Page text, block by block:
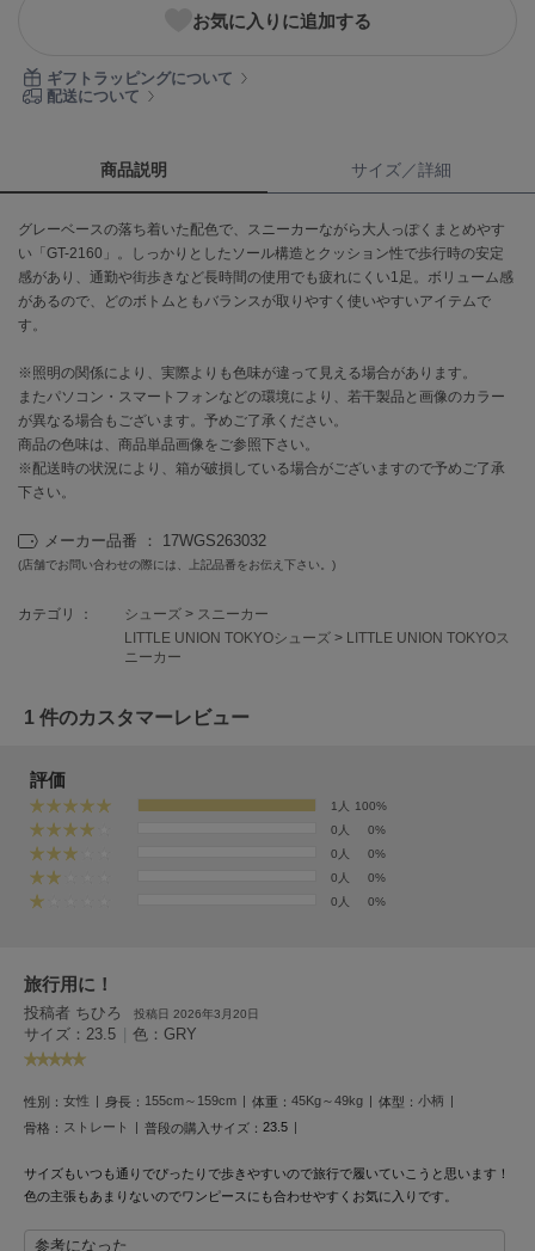
Calvin Klein
セルフォード
célon
セロン
Clarks Premium
CODE A
コードエー
COLE HAAN
コール ハーン
CONVERSE
DANSKIN
EIMY ISTOIRE
emmi
エミ
emmi atelier
エミ アトリエ
ETRÉ TOKYO
エトレトウキョウ
ey
FILA
フィラ
FRAY I.D
お気に入りに追加する
ギフトラッピングについて
配送について
商品説明 サイズ／詳細
グレーベースの落ち着いた配色で、スニーカーながら大人っぽくまとめやす
い「GT-2160」。しっかりとしたソール構造とクッション性で歩行時の安定
感があり、通勤や街歩きなど長時間の使用でも疲れにくい1足。ボリューム感
があるので、どのボトムともバランスが取りやすく使いやすいアイテムで
す。
※照明の関係により、実際よりも色味が違って見える場合があります。
またパソコン・スマートフォンなどの環境により、若干製品と画像のカラー
が異なる場合もございます。予めご了承ください。
商品の色味は、商品単品画像をご参照下さい。
※配送時の状況により、箱が破損している場合がございますので予めご了承
下さい。
メーカー品番 ： 17WGS263032
(店舗でお問い合わせの際には、上記品番をお伝え下さい。)
カテゴリ ： シューズ > スニーカー
LITTLE UNION TOKYOシューズ > LITTLE UNION TOKYOス
ニーカー
1 件のカスタマーレビュー
評価
1人
100%
0人
0%
0人
0%
0人
0%
0人
0%
旅行用に！
投稿者 ちひろ 投稿日 2026年3月20日
サイズ：23.5 | 色：GRY
性別： 女性 身長： 155cm～159cm 体重： 45Kg～49kg 体型： 小柄
骨格： ストレート 普段の購入サイズ： 23.5
サイズもいつも通りでぴったりで歩きやすいので旅行で履いていこうと思います！
色の主張もあまりないのでワンピースにも合わせやすくお気に入りです。
参考になった